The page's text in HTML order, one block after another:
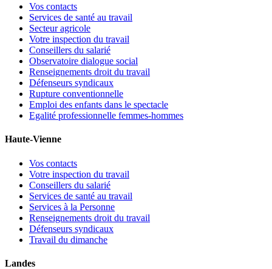
Vos contacts
Services de santé au travail
Secteur agricole
Votre inspection du travail
Conseillers du salarié
Observatoire dialogue social
Renseignements droit du travail
Défenseurs syndicaux
Rupture conventionnelle
Emploi des enfants dans le spectacle
Egalité professionnelle femmes-hommes
Haute-Vienne
Vos contacts
Votre inspection du travail
Conseillers du salarié
Services de santé au travail
Services à la Personne
Renseignements droit du travail
Défenseurs syndicaux
Travail du dimanche
Landes